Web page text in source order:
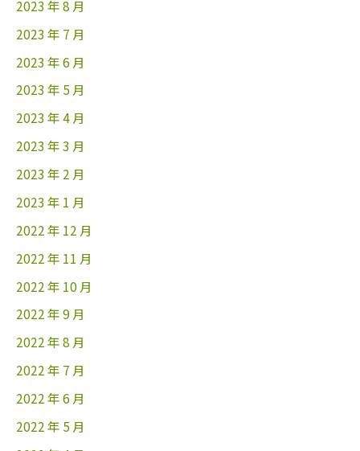
2023 年 8 月
2023 年 7 月
2023 年 6 月
2023 年 5 月
2023 年 4 月
2023 年 3 月
2023 年 2 月
2023 年 1 月
2022 年 12 月
2022 年 11 月
2022 年 10 月
2022 年 9 月
2022 年 8 月
2022 年 7 月
2022 年 6 月
2022 年 5 月